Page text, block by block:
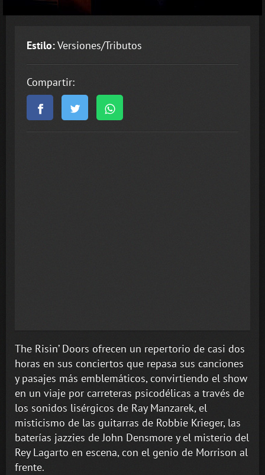
Estilo:Versiones/Tributos
Compartir:
The Risin’ Doors ofrecen un repertorio de casi dos
horas en sus conciertos que repasa sus canciones
y pasajes más emblemáticos, convirtiendo el show
en un viaje por carreteras psicodélicas a través de
los sonidos lisérgicos de Ray Manzarek, el
misticismo de las guitarras de Robbie Krieger, las
baterías jazzies de John Densmore y el misterio del
Rey Lagarto en escena, con el genio de Morrison al
frente.